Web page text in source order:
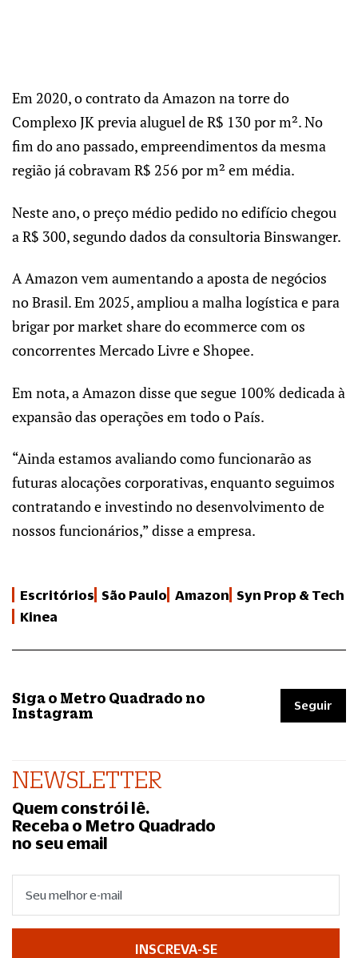
Em 2020, o contrato da Amazon na torre do
Complexo JK previa aluguel de R$ 130 por m². No
fim do ano passado, empreendimentos da mesma
região já cobravam R$ 256 por m² em média.
Neste ano, o preço médio pedido no edifício chegou
a R$ 300, segundo dados da consultoria Binswanger.
A Amazon vem aumentando a aposta de negócios
no Brasil. Em 2025, ampliou a malha logística e para
brigar por market share do ecommerce com os
concorrentes Mercado Livre e Shopee.
Em nota, a Amazon disse que segue 100% dedicada à
expansão das operações em todo o País.
“Ainda estamos avaliando como funcionarão as
futuras alocações corporativas, enquanto seguimos
contratando e investindo no desenvolvimento de
nossos funcionários,” disse a empresa.
Escritórios São Paulo Amazon Syn Prop & Tech
Kinea
Siga o Metro Quadrado no
Instagram
Seguir
NEWSLETTER
Quem constrói lê.
Receba o Metro Quadrado
no seu email
INSCREVA-SE